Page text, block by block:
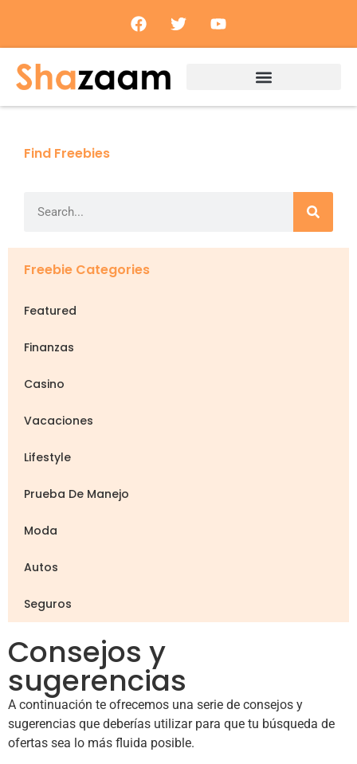
Find Freebies
Freebie Categories
Featured
Finanzas
Casino
Vacaciones
Lifestyle
Prueba De Manejo
Moda
Autos
Seguros
Consejos y
sugerencias
A continuación te ofrecemos una serie de consejos y
sugerencias que deberías utilizar para que tu búsqueda de
ofertas sea lo más fluida posible.